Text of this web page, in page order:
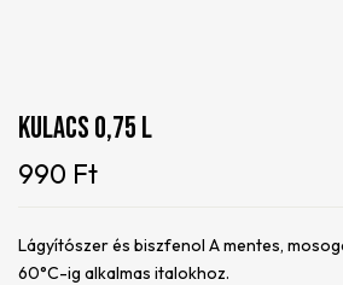
Kulacs 0,75 L
990 Ft
Lágyítószer és biszfenol A mentes,
60°C-ig alkalmas italokhoz.